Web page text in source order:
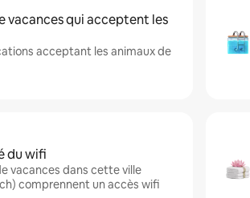
vacances qui acceptent les
acceptant les animaux de
du wifi
vacances dans cette ville
comprennent un accès wifi